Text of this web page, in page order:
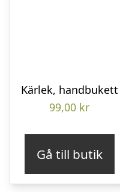
Kärlek, handbukett
99,00 kr
Gå till butik